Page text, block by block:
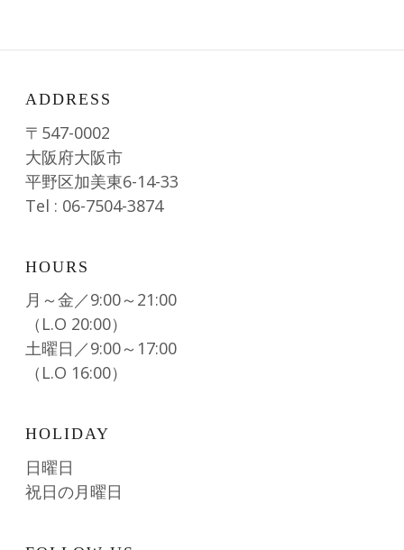
ADDRESS
〒547-0002
大阪府大阪市
平野区加美東6-14-33
Tel : 06-7504-3874
HOURS
月～金／9:00～21:00
（L.O 20:00）
土曜日／9:00～17:00
（L.O 16:00）
HOLIDAY
日曜日
祝日の月曜日